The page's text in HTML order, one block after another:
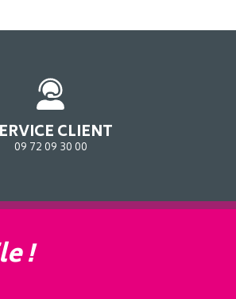
CLIENT
09 72 09 30 00
!